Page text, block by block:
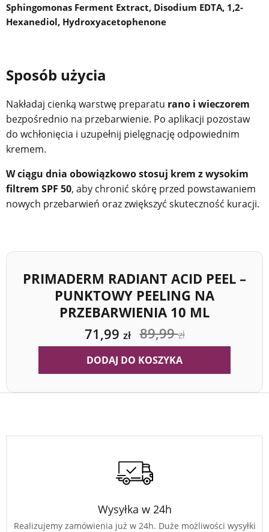
Sphingomonas Ferment Extract, Disodium EDTA, 1,2-
Hexanediol, Hydroxyacetophenone
Sposób użycia
Nakładaj cienką warstwę preparatu rano i wieczorem
bezpośrednio na przebarwienie. Po aplikacji pozostaw
do wchłonięcia i uzupełnij pielęgnację odpowiednim
kremem.
W ciągu dnia obowiązkowo stosuj krem z wysokim
filtrem SPF 50, aby chronić skórę przed powstawaniem
nowych przebarwień oraz zwiększyć skuteczność kuracji.
PRIMADERM RADIANT ACID PEEL –
PUNKTOWY PEELING NA
PRZEBARWIENIA 10 ML
71,99 zł 89,99zł
DODAJ DO KOSZYKA
Wysyłka w 24h
Realizujemy zamówienia już w 24h. Duże możliwości wysyłki